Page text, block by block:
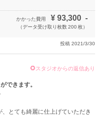
かかった費用 ¥ 93,300 -
（データ受け取り枚数200枚）
投稿 2021/3/30
スタジオからの返信あり
できます。
とても綺麗に仕上げていただき